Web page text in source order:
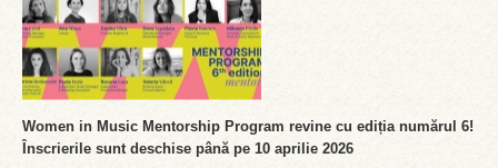
Women in Music Mentorship Program revine cu ediția numărul 6!
Înscrierile sunt deschise până pe 10 aprilie 2026